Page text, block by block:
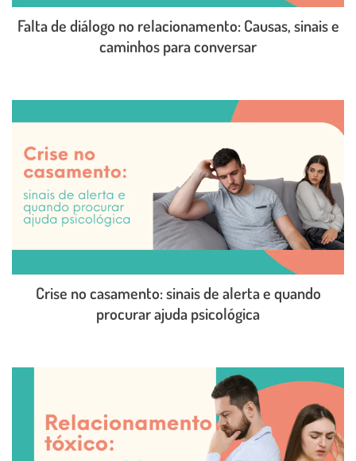
Falta de diálogo no relacionamento: Causas, sinais e
caminhos para conversar
Crise no casamento: sinais de alerta e quando
procurar ajuda psicológica